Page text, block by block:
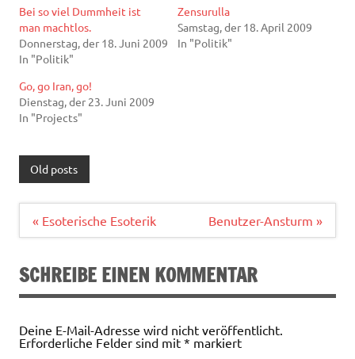
Bei so viel Dummheit ist
man machtlos.
Donnerstag, der 18. Juni 2009
In "Politik"
Zensurulla
Samstag, der 18. April 2009
In "Politik"
Go, go Iran, go!
Dienstag, der 23. Juni 2009
In "Projects"
Old posts
Beitragsnavigation
« Esoterische Esoterik Benutzer-Ansturm »
SCHREIBE EINEN KOMMENTAR
Deine E-Mail-Adresse wird nicht veröffentlicht.
Erforderliche Felder sind mit * markiert